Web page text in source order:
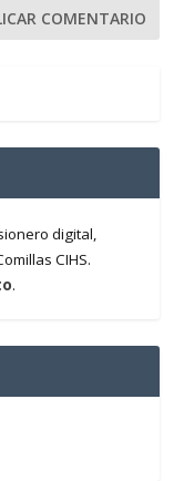
digital,
CIHS.
.